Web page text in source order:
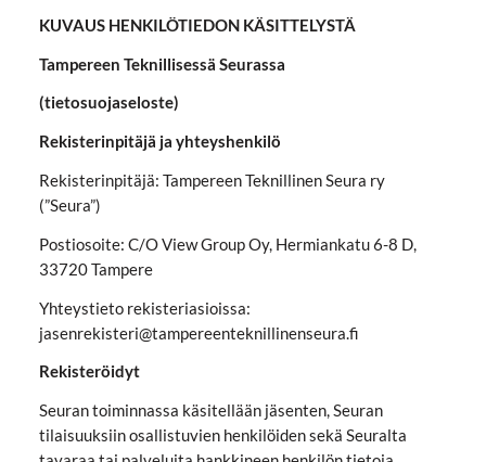
KUVAUS HENKILÖTIEDON KÄSITTELYSTÄ
Tampereen Teknillisessä Seurassa
(tietosuojaseloste)
Rekisterinpitäjä ja yhteyshenkilö
Rekisterinpitäjä: Tampereen Teknillinen Seura ry
(”Seura”)
Postiosoite: C/O View Group Oy, Hermiankatu 6-8 D,
33720 Tampere
Yhteystieto rekisteriasioissa:
jasenrekisteri@tampereenteknillinenseura.fi
Rekisteröidyt
Seuran toiminnassa käsitellään jäsenten, Seuran
tilaisuuksiin osallistuvien henkilöiden sekä Seuralta